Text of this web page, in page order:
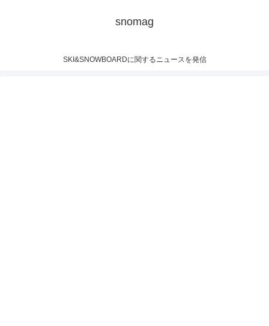
snomag
SKI&SNOWBOARDに関するニュースを発信